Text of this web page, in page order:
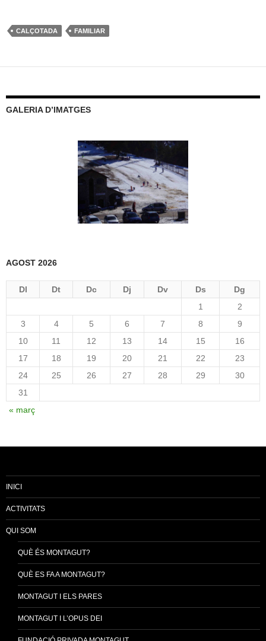
CALÇOTADA FAMILIAR
GALERIA D’IMATGES
AGOST 2026
Dl Dt Dc Dj Dv Ds
Dg
1
2
3
4 5 6 7 8
9
10
11 12 13 14 15
16
17
18 19 20 21 22
23
24
25 26 27 28 29
30
31
« març
INICI
ACTIVITATS
QUI SOM
QUÈ ÉS MONTAGUT?
QUÈ ES FA A MONTAGUT?
MONTAGUT I ELS PARES
MONTAGUT I L’OPUS DEI